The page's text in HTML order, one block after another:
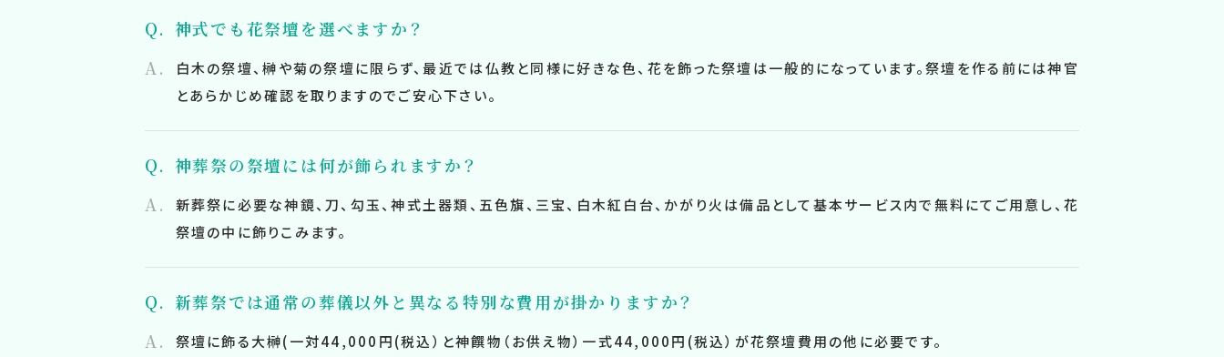
神式でも花祭壇を選べますか？
白木の祭壇、榊や菊の祭壇に限らず、最近では仏教と同様に好きな色、花を飾った祭壇は一般的になっています。祭壇を作る前には神官
とあらかじめ確認を取りますのでご安心下さい。
神葬祭の祭壇には何が飾られますか？
新葬祭に必要な神鏡、刀、勾玉、神式土器類、五色旗、三宝、白木紅白台、かがり火は備品として基本サービス内で無料にてご用意し、花
祭壇の中に飾りこみます。
新葬祭では通常の葬儀以外と異なる特別な費用が掛かりますか？
祭壇に飾る大榊(一対44,000円(税込）と神饌物（お供え物）一式44,000円(税込）が花祭壇費用の他に必要です。